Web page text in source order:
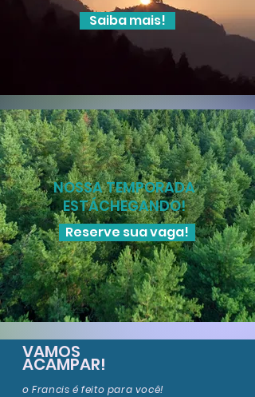
Saiba mais!
NOSSA TEMPORADA
ESTÁCHEGANDO!
Reserve sua vaga!
VAMOS
ACAMPAR!
o Francis é feito para você!